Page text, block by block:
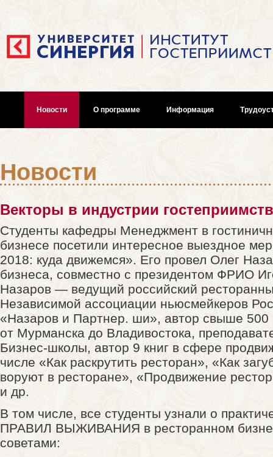
Новости О программе Информация
Новости
Векторы в индустрии
Студенты кафедры Менеджмент в
бизнесе посетили интересное выездное
2018: куда движемся». Его провел Олег
бизнеса, совместно с президентом ФРИО
Назаров — ведущий российский
Независимой ассоциации ньюсмейкеров
«Назаров и Партнер. ши», автор свыше 500
от Мурманска до Владивостока,
Бизнес-школы, автор 9 книг в сфере
числе «Как раскрутить ресторан», «Как
воруют в ресторане», «Продвижение
и др.
В том числе, все студенты узнали о
ПРАВИЛ ВЫЖИВАНИЯ в ресторанном
советами: